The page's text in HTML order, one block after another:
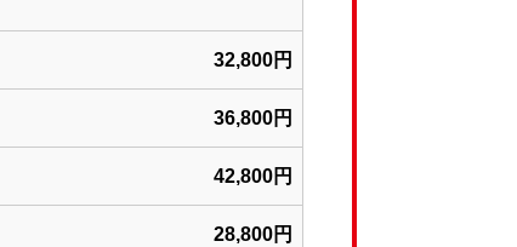
32,800円
36,800円
42,800円
28,800円